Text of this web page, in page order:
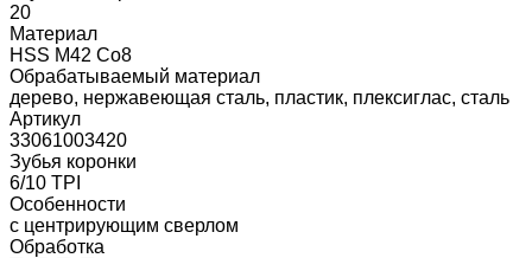
20
Материал
HSS M42 Co8
Обрабатываемый материал
дерево, нержавеющая сталь, пластик, плексиглас, сталь
Артикул
33061003420
Зубья коронки
6/10 TPI
Особенности
с центрирующим сверлом
Обработка